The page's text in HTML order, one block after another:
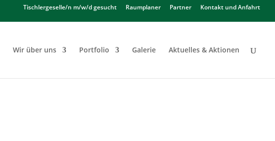
Tischlergeselle/n m/w/d gesucht Raumplaner Partner Kontakt und Anfahrt
Wir über uns Portfolio Galerie Aktuelles & Aktionen